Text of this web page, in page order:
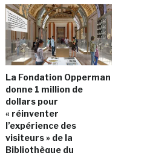
La Fondation Opperman
donne 1 million de
dollars pour
« réinventer
l’expérience des
visiteurs » de la
Bibliothèque du